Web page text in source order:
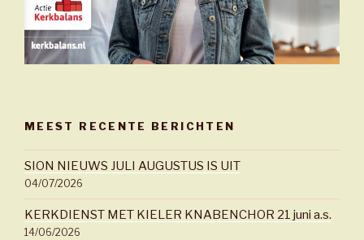
MEEST RECENTE BERICHTEN
SION NIEUWS JULI AUGUSTUS IS UIT
04/07/2026
KERKDIENST MET KIELER KNABENCHOR 21 juni a.s.
14/06/2026